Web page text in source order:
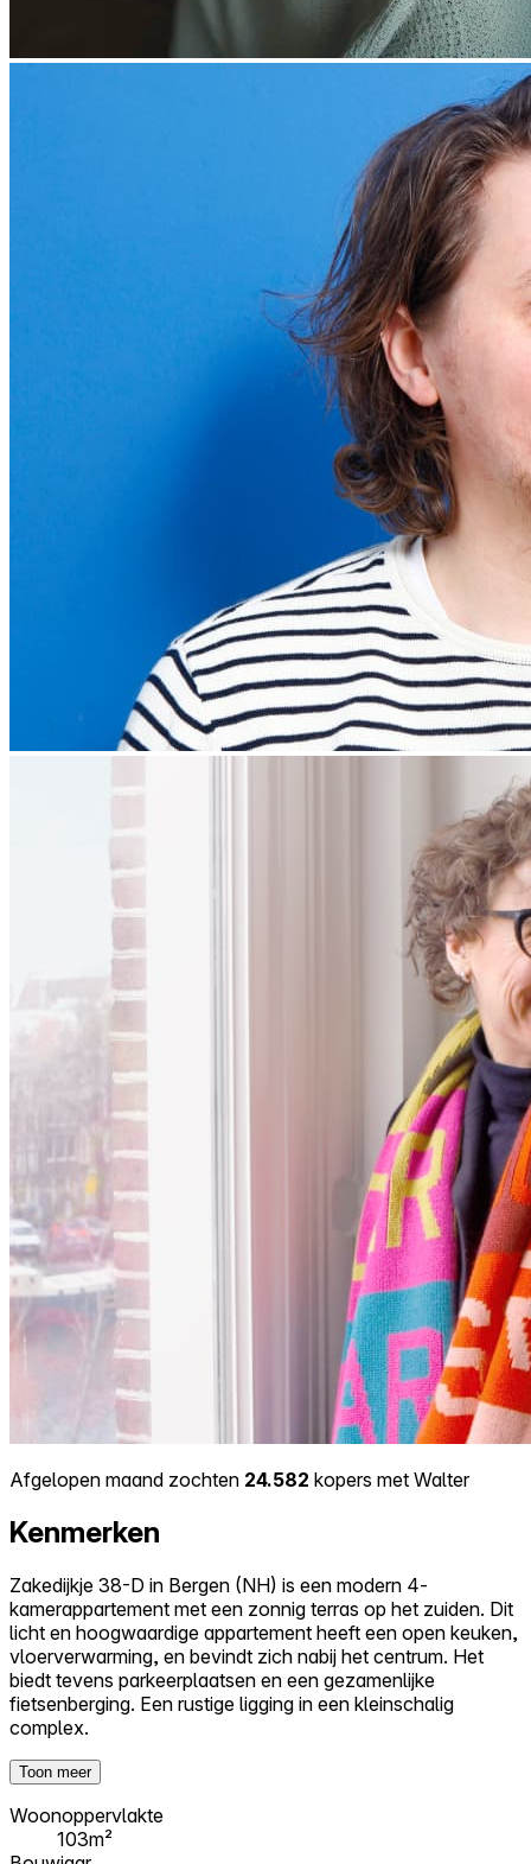
Afgelopen maand zochten 24.582 kopers met Walter
Kenmerken
Zakedijkje 38-D in Bergen (NH) is een modern 4-
kamerappartement met een zonnig terras op het zuiden. Dit
licht en hoogwaardige appartement heeft een open keuken,
vloerverwarming, en bevindt zich nabij het centrum. Het
biedt tevens parkeerplaatsen en een gezamenlijke
fietsenberging. Een rustige ligging in een kleinschalig
complex.
Toon meer
Woonoppervlakte
103m²